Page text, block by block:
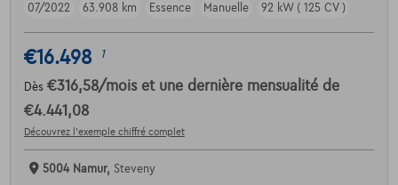
07/2022
63.908 km Essence Manuelle 92 kW ( 125 CV )
€16.498 1
Dès €316,58/mois et une dernière mensualité de
€4.441,08
Découvrez l’exemple chiffré complet
5004 Namur, Steveny